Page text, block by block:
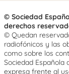
© Sociedad
derechos
© Quedan
radiofónicos y las
como sobre los
Sociedad Española
expresa frente al